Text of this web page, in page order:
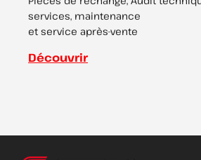
services, maintenance
et service après-vente
Découvrir